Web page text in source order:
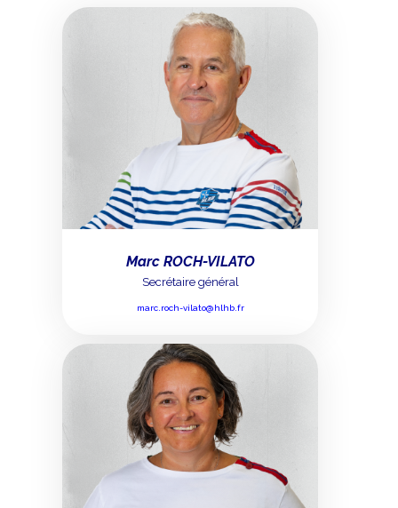
Marc ROCH-VILATO
Secrétaire général
marc.roch-vilato@hlhb.fr